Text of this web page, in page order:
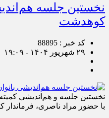
نخستین جلسه
کوهدشت
کد خبر : 88895
۲۹ شهریور ۱۴۰۴ - ۱۹:۰۹
نخستین جلسه و هم‌اندیشی
با حضور مراد ناصری، فرماندار